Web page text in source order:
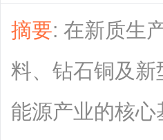
摘要: 在新质生
料、钻石铜及
能源产业的核